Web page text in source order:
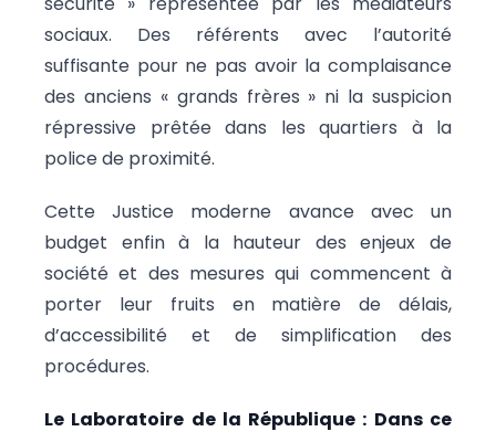
sociaux. Des référents avec l’autorité
suffisante pour ne pas avoir la complaisance
des anciens « grands frères » ni la suspicion
répressive prêtée dans les quartiers à la
police de proximité.
Cette Justice moderne avance avec un
budget enfin à la hauteur des enjeux de
société et des mesures qui commencent à
porter leur fruits en matière de délais,
d’accessibilité et de simplification des
procédures.
Le Laboratoire de la République : Dans ce